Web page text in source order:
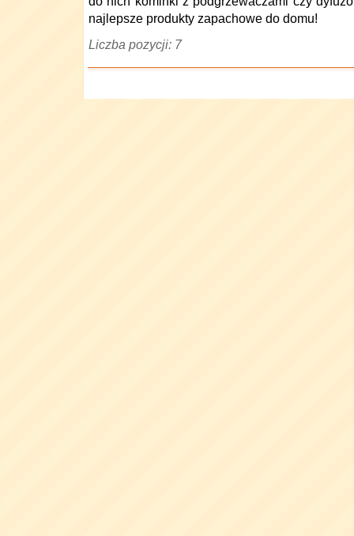
najlepsze produkty zapachowe do domu!
Liczba pozycji: 7